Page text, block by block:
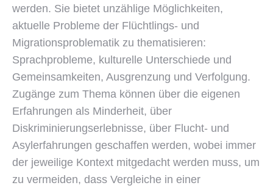
werden. Sie bietet unzählige Möglichkeiten,
aktuelle Probleme der Flüchtlings- und
Migrationsproblematik zu thematisieren:
Sprachprobleme, kulturelle Unterschiede und
Gemeinsamkeiten, Ausgrenzung und Verfolgung.
Zugänge zum Thema können über die eigenen
Erfahrungen als Minderheit, über
Diskriminierungserlebnisse, über Flucht- und
Asylerfahrungen geschaffen werden, wobei immer
der jeweilige Kontext mitgedacht werden muss, um
zu vermeiden, dass Vergleiche in einer